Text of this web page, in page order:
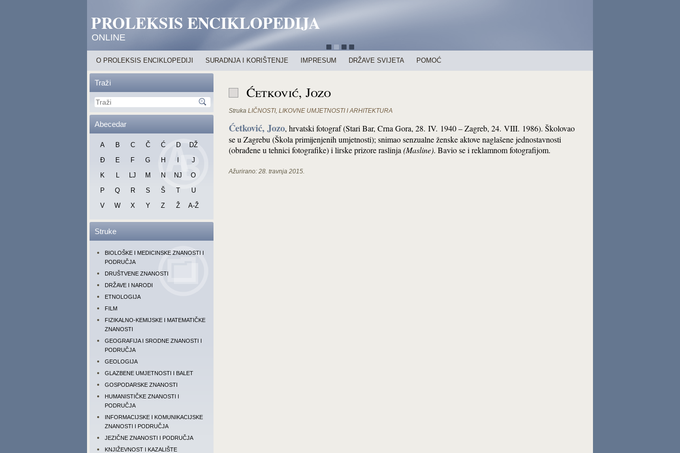
PROLEKSIS ENCIKLOPEDIJA
ONLINE
O PROLEKSIS ENCIKLOPEDIJI SURADNJA I KORIŠTENJE IMPRESUM DRŽAVE SVIJETA POMOĆ
Traži
Abecedar
A B C Č Ć D
DŽ
Đ
E F G H
J
K
L LJ M N NJ
O
P
Q R S Š T
U
V
W X Y Z Ž A-Ž
Struke
BIOLOŠKE I MEDICINSKE ZNANOSTI I
PODRUČJA
DRUŠTVENE ZNANOSTI
DRŽAVE I NARODI
ETNOLOGIJA
FILM
FIZIKALNO-KEMIJSKE I MATEMATIČKE
ZNANOSTI
GEOGRAFIJA I SRODNE ZNANOSTI I
PODRUČJA
GEOLOGIJA
GLAZBENE UMJETNOSTI I BALET
GOSPODARSKE ZNANOSTI
HUMANISTIČKE ZNANOSTI I
PODRUČJA
INFORMACIJSKE I KOMUNIKACIJSKE
ZNANOSTI I PODRUČJA
JEZIČNE ZNANOSTI I PODRUČJA
KNJIŽEVNOST I KAZALIŠTE
Ćetković, Jozo
Struka LIČNOSTI, LIKOVNE UMJETNOSTI I ARHITEKTURA
Ćetković, Jozo, hrvatski fotograf (Stari Bar, Crna Gora, 28. IV. 1940 – Zagreb, 24. VIII. 1986). Školovao
se u Zagrebu (Škola primijenjenih umjetnosti); snimao senzualne ženske aktove naglašene jednostavnosti
(obrađene u tehnici fotografike) i lirske prizore raslinja (Masline). Bavio se i reklamnom fotografijom.
Ažurirano: 28. travnja 2015.